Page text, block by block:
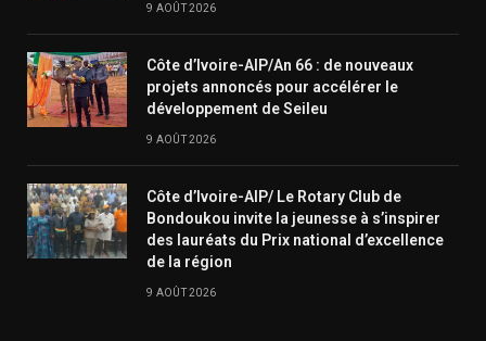
9 AOÛT 2026
Côte d’Ivoire-AIP/An 66 : de nouveaux
projets annoncés pour accélérer le
développement de Seileu
9 AOÛT 2026
Côte d’Ivoire-AIP/ Le Rotary Club de
Bondoukou invite la jeunesse à s’inspirer
des lauréats du Prix national d’excellence
de la région
9 AOÛT 2026